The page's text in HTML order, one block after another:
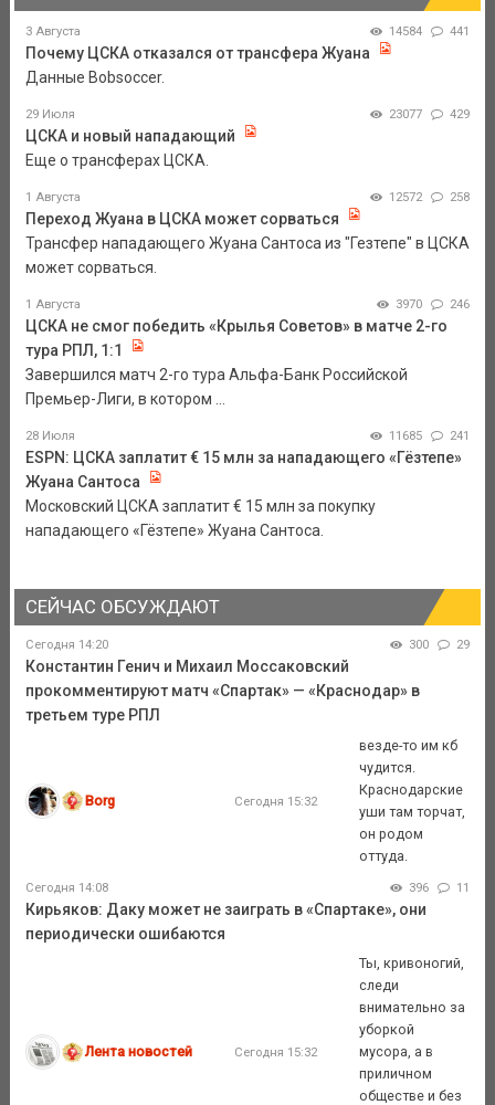
3 Августа 14584 441
Почему ЦСКА отказался от трансфера Жуана
Данные Bobsoccer.
29 Июля 23077 429
ЦСКА и новый нападающий
Еще о трансферах ЦСКА.
1 Августа 12572 258
Переход Жуана в ЦСКА может сорваться
Трансфер нападающего Жуана Сантоса из "Гезтепе" в ЦСКА
может сорваться.
1 Августа 3970 246
ЦСКА не смог победить «Крылья Советов» в матче 2-го
тура РПЛ, 1:1
Завершился матч 2-го тура Альфа-Банк Российской
Премьер-Лиги, в котором ...
28 Июля 11685 241
ESPN: ЦСКА заплатит € 15 млн за нападающего «Гёзтепе»
Жуана Сантоса
Московский ЦСКА заплатит € 15 млн за покупку
нападающего «Гёзтепе» Жуана Сантоса.
СЕЙЧАС ОБСУЖДАЮТ
Сегодня 14:20 300 29
Константин Генич и Михаил Моссаковский
прокомментируют матч «Спартак» — «Краснодар» в
третьем туре РПЛ
Borg Сегодня 15:32
везде-то им кб
чудится.
Краснодарские
уши там торчат,
он родом
оттуда.
Сегодня 14:08 396 11
Кирьяков: Даку может не заиграть в «Спартаке», они
периодически ошибаются
Лента новостей Сегодня 15:32
Ты, кривоногий,
следи
внимательно за
уборкой
мусора, а в
приличном
обществе и без